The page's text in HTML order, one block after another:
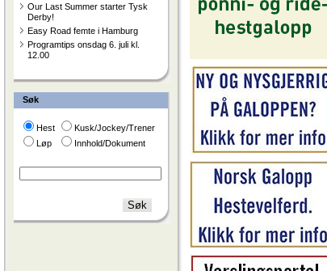
Our Last Summer starter Tysk
Derby!
Easy Road femte i Hamburg
Programtips onsdag 6. juli kl.
12.00
Søk
Hest
Kusk/Jockey/Trener
Løp
Innhold/Dokument